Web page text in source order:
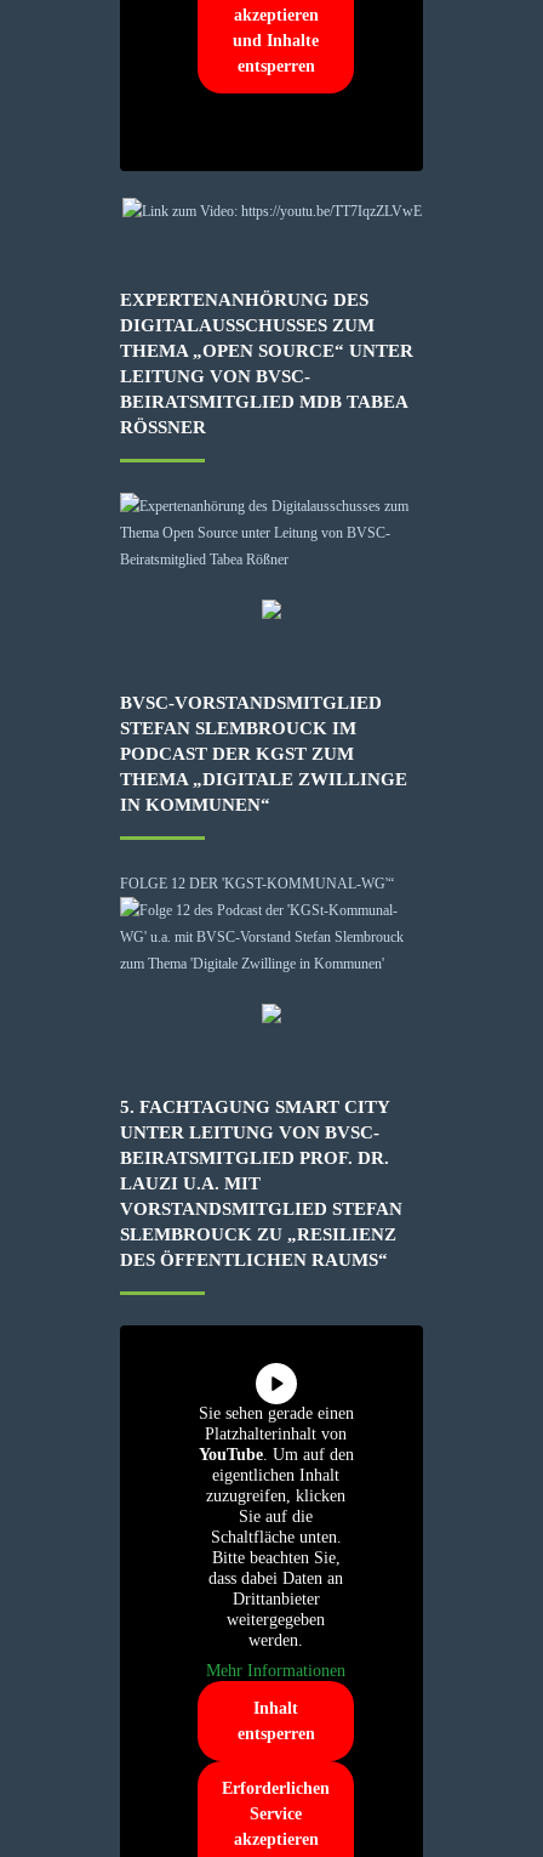
akzeptieren
und Inhalte
entsperren
EXPERTENANHÖRUNG DES
DIGITALAUSSCHUSSES ZUM
THEMA „OPEN SOURCE“ UNTER
LEITUNG VON BVSC-
BEIRATSMITGLIED MDB TABEA
RÖSSNER
BVSC-VORSTANDSMITGLIED
STEFAN SLEMBROUCK IM
PODCAST DER KGST ZUM
THEMA „DIGITALE ZWILLINGE
IN KOMMUNEN“
FOLGE 12 DER 'KGST-KOMMUNAL-WG'“
5. FACHTAGUNG SMART CITY
UNTER LEITUNG VON BVSC-
BEIRATSMITGLIED PROF. DR.
LAUZI U.A. MIT
VORSTANDSMITGLIED STEFAN
SLEMBROUCK ZU „RESILIENZ
DES ÖFFENTLICHEN RAUMS“
Sie sehen gerade einen
Platzhalterinhalt von
YouTube. Um auf den
eigentlichen Inhalt
zuzugreifen, klicken
Sie auf die
Schaltfläche unten.
Bitte beachten Sie,
dass dabei Daten an
Drittanbieter
weitergegeben
werden.
Mehr Informationen
Inhalt
entsperren
Erforderlichen
Service
akzeptieren